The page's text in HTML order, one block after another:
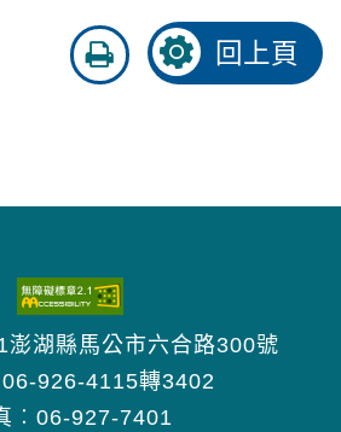
友
善
回上頁
澎湖縣馬公市六合路300號
06-926-4115轉3402
︰06-927-7401